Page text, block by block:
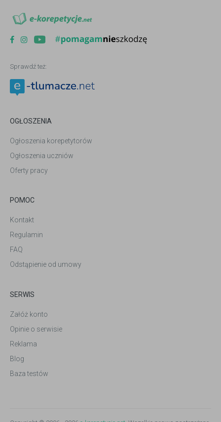
Sprawdź też:
OGŁOSZENIA
Ogłoszenia korepetytorów
Ogłoszenia uczniów
Oferty pracy
POMOC
Kontakt
Regulamin
FAQ
Odstąpienie od umowy
SERWIS
Załóż konto
Opinie o serwisie
Reklama
Blog
Baza testów